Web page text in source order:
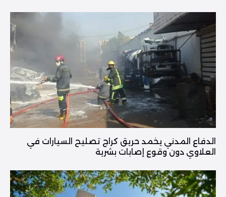
الدفاع المدني يخمد حريق كراج تصليح السيارات في
العلاوي دون وقوع إصابات بشرية